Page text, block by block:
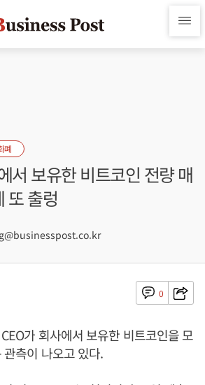
폐
서 보유한 비트코인 전량 매
또 출렁
0
가 회사에서 보유한 비트코인을 모
측이 나오고 있다.